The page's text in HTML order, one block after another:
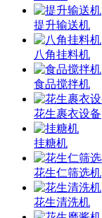
提升输送机
八角挂料机
食品搅拌机
花生裹衣设备
挂糖机
花生仁筛选机
花生清洗机